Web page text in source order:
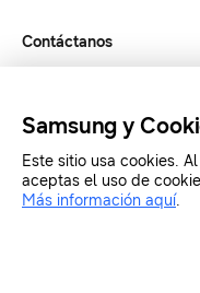
Contáctanos
SAMSUNG.COM
Copyright© SAMSUNG
Samsung y
Este sitio usa cookies.
aceptas el uso de
Más información aquí.